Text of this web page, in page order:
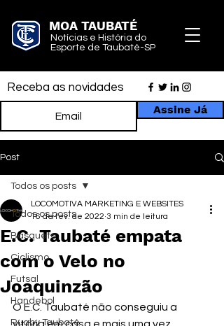
MOA TAUBATÉ
Notícias e História do
Esporte de Taubaté-SP
Receba as novidades
Assine Já
Post
Todos os posts
Basquete
Ciclismo
Futsal
Handebol
Rugby Taubaté
Todos os posts
E.C. Taubaté empata
com o Velo no
Joaquinzão
LOCOMOTIVA MARKETING E WEBSITES
16 de fev. de 2022 3 min de leitura
O E.C. Taubaté não conseguiu a